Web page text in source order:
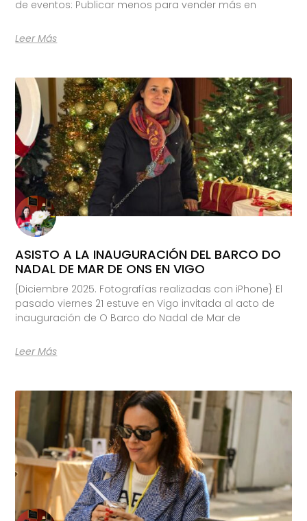
de eventos: Publicar menos para vender más en
Leer Más
ASISTO A LA INAUGURACIÓN DEL BARCO DO
NADAL DE MAR DE ONS EN VIGO
{Diciembre 2025. Fotografías realizadas con iPhone} El
pasado viernes 21 estuve en Vigo invitada al acto de
inauguración de O Barco do Nadal de Mar de
Leer Más